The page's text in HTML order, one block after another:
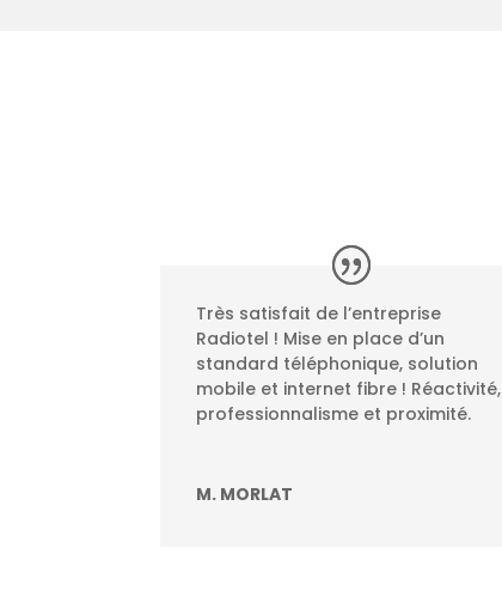
Très satisfait de l’entreprise
Radiotel ! Mise en place d’un
standard téléphonique, solution
mobile et internet fibre ! Réactivité,
professionnalisme et proximité.
M. MORLAT